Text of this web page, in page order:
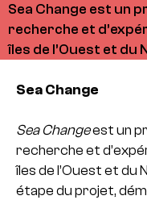
Sea Change est un
recherche et
îles de l’Ouest et du
Sea Change
Sea Changeest un
recherche et
îles de l’Ouest et du
étape du projet,